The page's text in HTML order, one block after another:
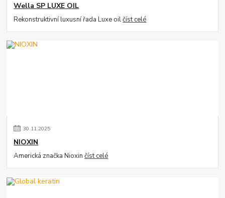
Wella SP LUXE OIL
Rekonstruktivní luxusní řada Luxe oilčíst celé
30.11.2025
NIOXIN
Americká značka Nioxinčíst celé